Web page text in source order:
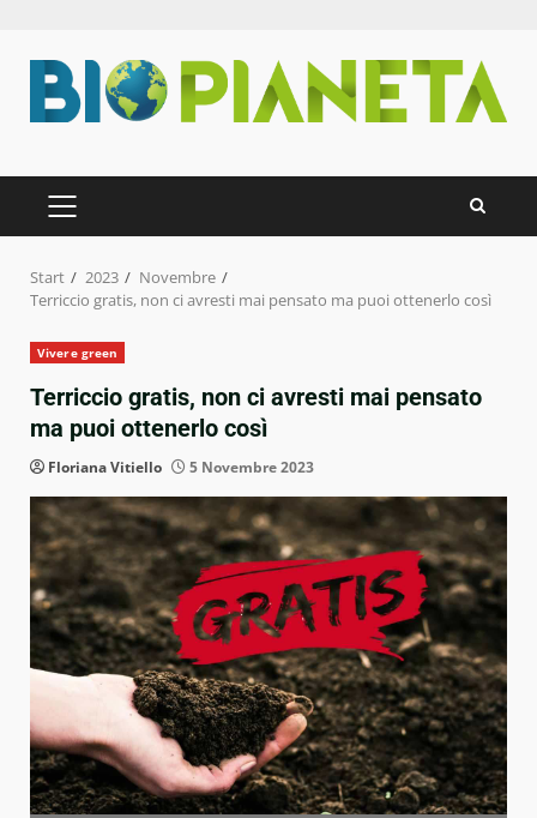
Inhalt
springen
PRIMÄRES
MENÜ
Start 2023
Novembre
Terriccio gratis, non ci avresti mai pensato ma puoi ottenerlo così
Vivere green
Terriccio gratis, non ci avresti mai pensato
ma puoi ottenerlo così
Floriana Vitiello 5 Novembre 2023